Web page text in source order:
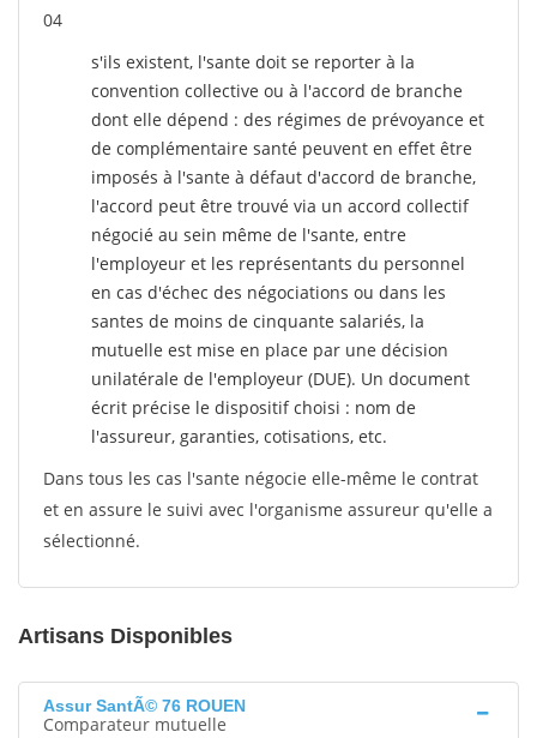
04
s'ils existent, l'sante doit se reporter à la
convention collective ou à l'accord de branche
dont elle dépend : des régimes de prévoyance et
de complémentaire santé peuvent en effet être
imposés à l'sante à défaut d'accord de branche,
l'accord peut être trouvé via un accord collectif
négocié au sein même de l'sante, entre
l'employeur et les représentants du personnel
en cas d'échec des négociations ou dans les
santes de moins de cinquante salariés, la
mutuelle est mise en place par une décision
unilatérale de l'employeur (DUE). Un document
écrit précise le dispositif choisi : nom de
l'assureur, garanties, cotisations, etc.
Dans tous les cas l'sante négocie elle-même le contrat
et en assure le suivi avec l'organisme assureur qu'elle a
sélectionné.
Artisans Disponibles
Assur SantÃ© 76 ROUEN
Comparateur mutuelle